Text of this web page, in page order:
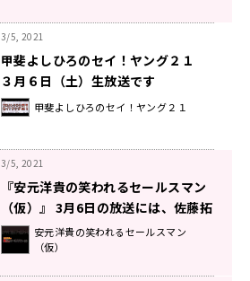
3/5, 2021
甲斐よしひろのセイ！ヤング２１
３月６日（土）生放送です
甲斐よしひろのセイ！ヤング２１
3/5, 2021
『安元洋貴の笑われるセールスマン
（仮）』 3月6日の放送には、佐藤拓
也さんがゲストに登場！
安元洋貴の笑われるセールスマン
（仮）